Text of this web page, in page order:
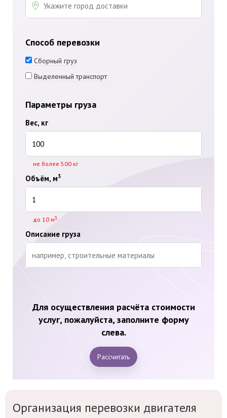
Способ перевозки
Сборный груз
Выделенный транспорт
Параметры груза
Вес, кг
не более 500 кг
Объём, м3
до 10 м3
Описание груза
Для осуществления расчёта стоимости
услуг, пожалуйста, заполните форму
слева.
Рассчитать
Организация перевозки двигателя